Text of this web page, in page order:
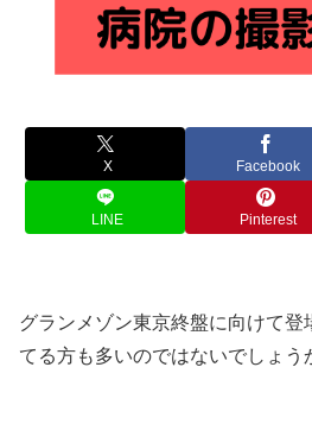
X Facebook
LINE Pinterest
グランメゾン東京終盤に向けて登
てる方も多いのではないでしょう